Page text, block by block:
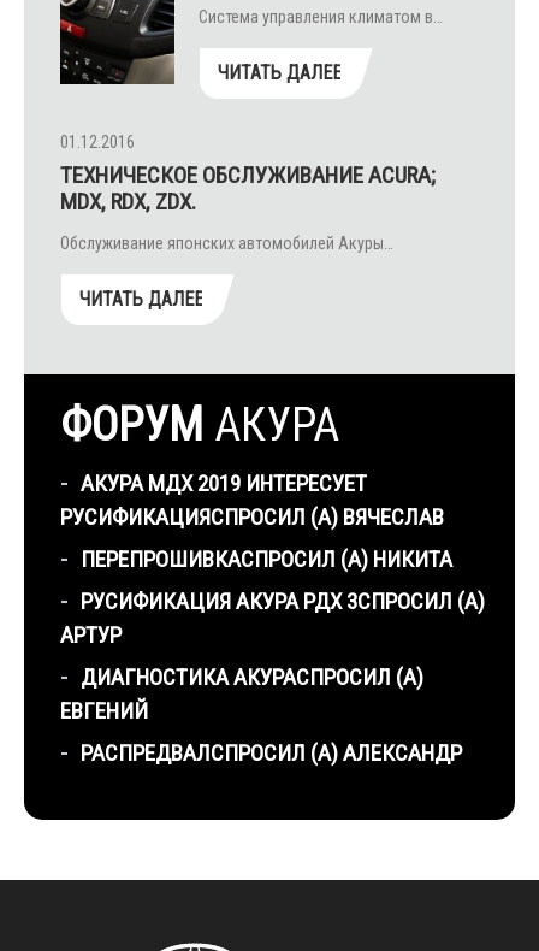
Система управления климатом в…
ЧИТАТЬ ДАЛЕЕ
01.12.2016
ТЕХНИЧЕСКОЕ ОБСЛУЖИВАНИЕ ACURA;
MDX, RDX, ZDX.
Обслуживание японских автомобилей Акуры…
ЧИТАТЬ ДАЛЕЕ
ФОРУМ АКУРА
АКУРА МДХ 2019 ИНТЕРЕСУЕТ
РУСИФИКАЦИЯСПРОСИЛ (А) ВЯЧЕСЛАВ
ПЕРЕПРОШИВКАСПРОСИЛ (А) НИКИТА
РУСИФИКАЦИЯ АКУРА РДХ 3СПРОСИЛ (А)
АРТУР
ДИАГНОСТИКА АКУРАСПРОСИЛ (А)
ЕВГЕНИЙ
РАСПРЕДВАЛСПРОСИЛ (А) АЛЕКСАНДР